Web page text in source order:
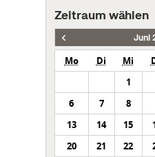
Zeitraum wählen
Juni
Mo Di Mi
1
6
7 8
13
14 15
20
21 22